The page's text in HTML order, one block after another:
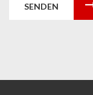
SENDEN